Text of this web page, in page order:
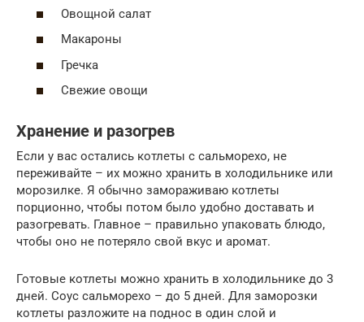
Овощной салат
Макароны
Гречка
Свежие овощи
Хранение и разогрев
Если у вас остались котлеты с сальморехо, не
переживайте – их можно хранить в холодильнике или
морозилке. Я обычно замораживаю котлеты
порционно, чтобы потом было удобно доставать и
разогревать. Главное – правильно упаковать блюдо,
чтобы оно не потеряло свой вкус и аромат.
Готовые котлеты можно хранить в холодильнике до 3
дней. Соус сальморехо – до 5 дней. Для заморозки
котлеты разложите на поднос в один слой и